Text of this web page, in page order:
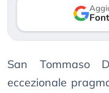
San Tommaso
eccezionale